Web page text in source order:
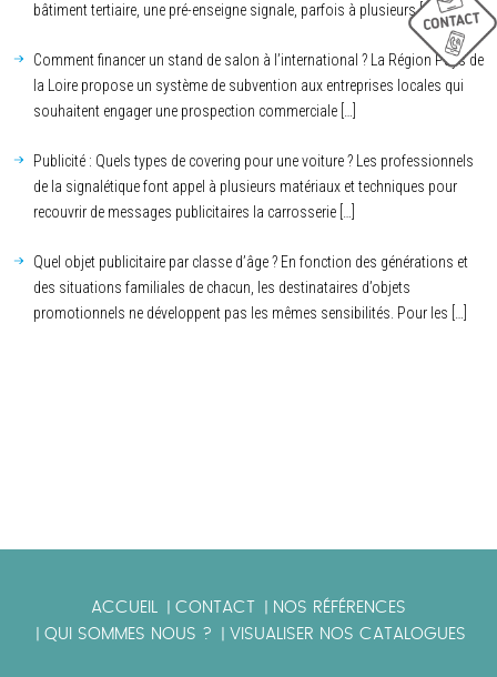
bâtiment tertiaire, une pré-enseigne signale, parfois à plusieurs […]
Comment financer un stand de salon à l’international ? La Région Pays de
la Loire propose un système de subvention aux entreprises locales qui
souhaitent engager une prospection commerciale […]
Publicité : Quels types de covering pour une voiture ? Les professionnels
de la signalétique font appel à plusieurs matériaux et techniques pour
recouvrir de messages publicitaires la carrosserie […]
Quel objet publicitaire par classe d’âge ? En fonction des générations et
des situations familiales de chacun, les destinataires d’objets
promotionnels ne développent pas les mêmes sensibilités. Pour les […]
ACCUEIL CONTACT NOS RÉFÉRENCES
QUI SOMMES NOUS ? VISUALISER NOS CATALOGUES